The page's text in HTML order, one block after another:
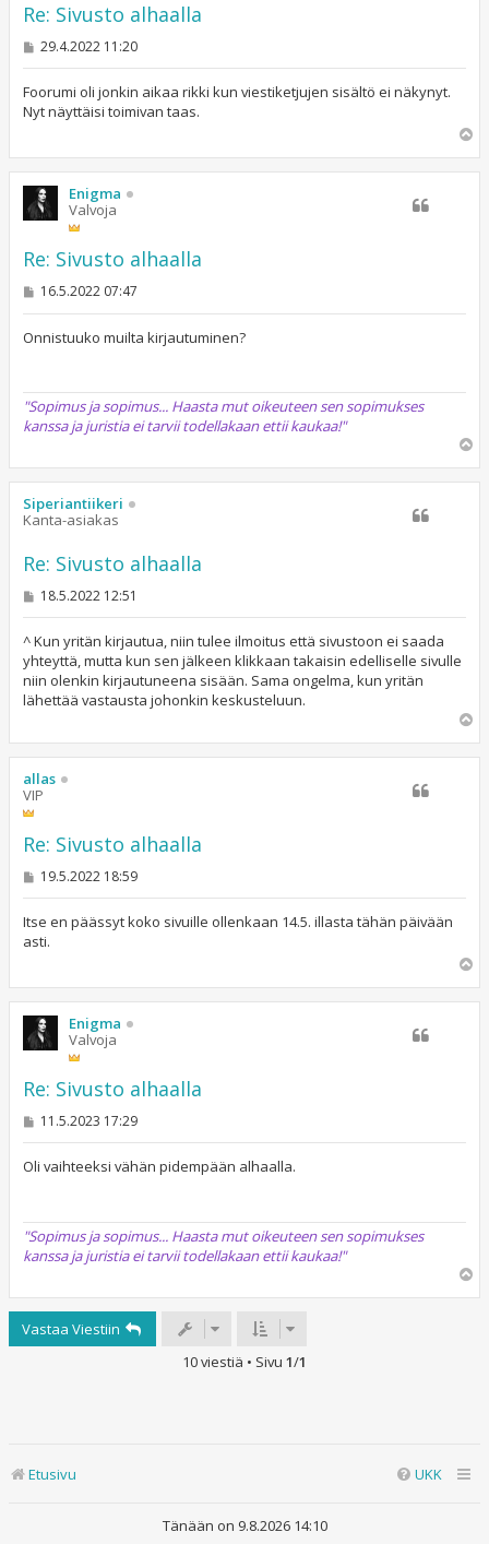
Re: Sivusto alhaalla
V
s
t
i
29.4.2022 11:20
Foorumi oli jonkin aikaa rikki kun viestiketjujen sisältö ei näkynyt.
Nyt näyttäisi toimivan taas.
ö
Enigma
Valvoja
Re: Sivusto alhaalla
V
e
s
16.5.2022 07:47
Onnistuuko muilta kirjautuminen?
"Sopimus ja sopimus... Haasta mut oikeuteen sen sopimukses
kanssa ja juristia ei tarvii todellakaan ettii kaukaa!"
ö
Siperiantiikeri
Kanta-asiakas
Re: Sivusto alhaalla
V
s
t
i
18.5.2022 12:51
^ Kun yritän kirjautua, niin tulee ilmoitus että sivustoon ei saada
yhteyttä, mutta kun sen jälkeen klikkaan takaisin edelliselle sivulle
niin olenkin kirjautuneena sisään. Sama ongelma, kun yritän
lähettää vastausta johonkin keskusteluun.
ö
allas
VIP
Re: Sivusto alhaalla
V
s
t
i
19.5.2022 18:59
Itse en päässyt koko sivuille ollenkaan 14.5. illasta tähän päivään
asti.
ö
Enigma
Valvoja
Re: Sivusto alhaalla
V
s
11.5.2023 17:29
Oli vaihteeksi vähän pidempään alhaalla.
"Sopimus ja sopimus... Haasta mut oikeuteen sen sopimukses
kanssa ja juristia ei tarvii todellakaan ettii kaukaa!"
Vastaa Viestiin
10 viestiä • Sivu 1/1
Etusivu UKK
Tänään on 9.8.2026 14:10